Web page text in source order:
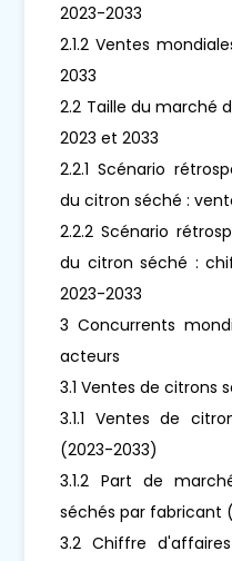
2023-2033
2.1.2 Ventes
2033
2.2 Taille du marché
2023 et 2033
2.2.1 Scénario
du citron séché :
2.2.2 Scénario
du citron séché :
2023-2033
3 Concurrents
acteurs
3.1 Ventes de citrons
3.1.1 Ventes de
(2023-2033)
3.1.2 Part de
séchés par fabricant
3.2 Chiffre